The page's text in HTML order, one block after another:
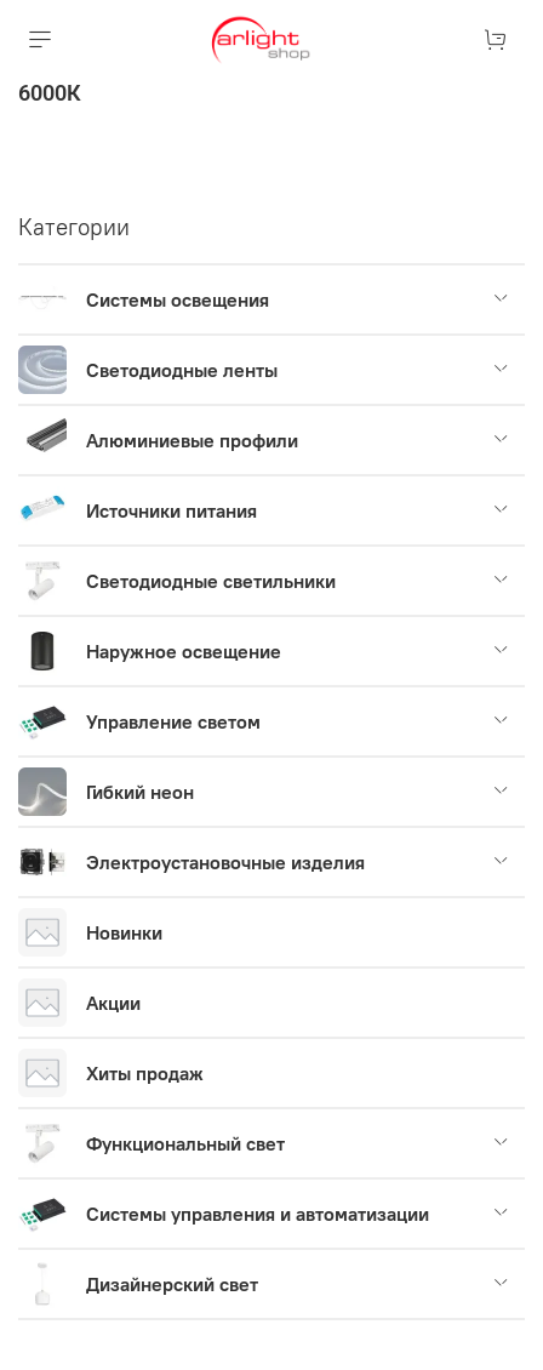
6000К
Категории
Системы освещения
Светодиодные ленты
Алюминиевые профили
Источники питания
Светодиодные светильники
Наружное освещение
Управление светом
Гибкий неон
Электроустановочные изделия
Новинки
Акции
Хиты продаж
Функциональный свет
Системы управления и автоматизации
Дизайнерский свет